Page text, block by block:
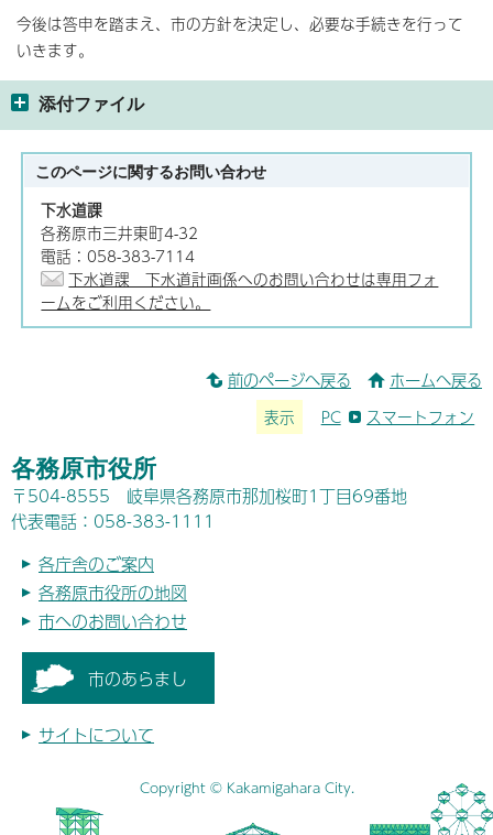
今後は答申を踏まえ、市の方針を決定し、必要な手続きを行って
いきます。
添付ファイル
このページに関するお問い合わせ
下水道課
各務原市三井東町4-32
電話：058-383-7114
下水道課 下水道計画係へのお問い合わせは専用フォ
ームをご利用ください。
前のページへ戻る ホームへ戻る
表示 PC スマートフォン
各務原市役所
〒504-8555 岐阜県各務原市那加桜町1丁目69番地
代表電話：058-383-1111
各庁舎のご案内
各務原市役所の地図
市へのお問い合わせ
市のあらまし
サイトについて
Copyright © Kakamigahara City.